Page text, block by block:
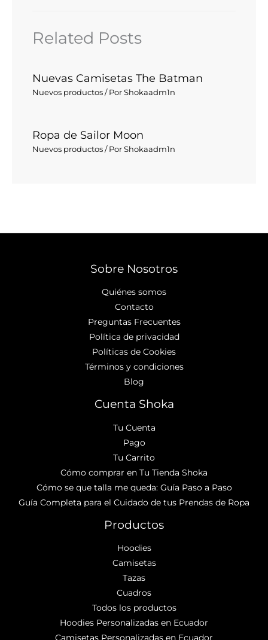
Related Posts
Nuevas Camisetas The Batman
Nuevos productos / PorShokaadm1n
Ropa de Sailor Moon
Nuevos productos / PorShokaadm1n
Sobre Nosotros
Quiénes somos
Contacto
Preguntas Frecuentes
Política de privacidad
Políticas de Cookies
Términos y condiciones
Blog
Cuenta Shoka
Tu Cuenta
Pago
Tu Carrito
Cómo comprar en Tu Tienda Shoka
Cómo se que talla me queda: Guía Paso a Paso
Guía Completa para el Cuidado de tus Prendas de Ropa
Productos
Hoodies
Camisetas
Tazas
Cuadros
Todos los productos
Hoodies Personalizadas en Ecuador
Camisetas Personalizadas en Ecuador